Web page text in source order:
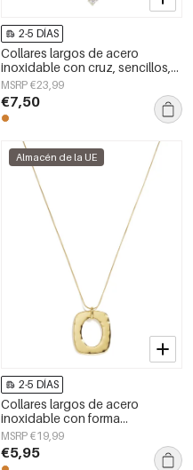
2-5 DÍAS
Collares largos de acero
inoxidable con cruz, sencillos,
de la serie Daily Simple, joyería
para mujer.
MSRP €23,99
€7,50
Almacén de la UE
2-5 DÍAS
Collares largos de acero
inoxidable con forma
geométrica, sencillos, de la
serie Daily Simple, joyería para
mujer.
MSRP €19,99
€5,95